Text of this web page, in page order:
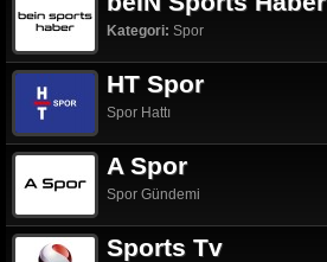
Kategori: Spor
HT Spor
Spor Hattı
A Spor
Spor Gündemi
Sports Tv